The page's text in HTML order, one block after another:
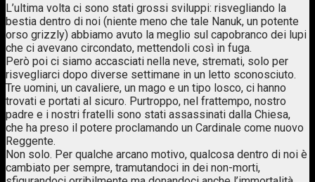
L’ultima volta ci sono stati grossi sviluppi: risvegliando la
bestia dentro di noi (niente meno che tale Nanuk, un potente
orso grizzly) abbiamo avuto la meglio sul capobranco dei lupi
che ci avevano circondato, mettendoli così in fuga.
Però poi ci siamo accasciati nella neve, stremati, solo per
risvegliarci dopo diverse settimane in un letto sconosciuto.
Tre uomini, un cavaliere, un mago e un tipo losco, ci hanno
trovati e portati al sicuro. Purtroppo, nel frattempo, nostro
padre e i nostri fratelli sono stati assassinati dalla Chiesa,
che ha preso il potere proclamando un Cardinale come nuovo
Reggente.
Non solo. Per qualche arcano motivo, qualcosa dentro di noi è
cambiato per sempre, tramutandoci in dei non-morti,